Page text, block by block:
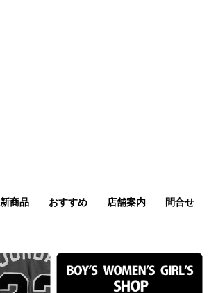
新商品 おすすめ 店舗案内 問合せ